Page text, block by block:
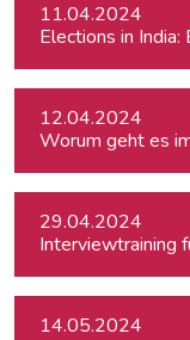
11.04.2024
Elections in India:
12.04.2024
Worum geht es
29.04.2024
Interviewtraining
14.05.2024